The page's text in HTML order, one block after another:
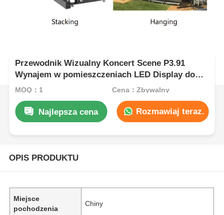
Przewodnik Wizualny Koncert Scene P3.91
Wynajem w pomieszczeniach LED Display do
wycieczek, szybki blokadę podwójny backup
MOQ：1 Cena：Zbywalny
Najlepsza cena Rozmawiaj teraz.
OPIS PRODUKTU
Miejsce
pochodzenia
Chiny